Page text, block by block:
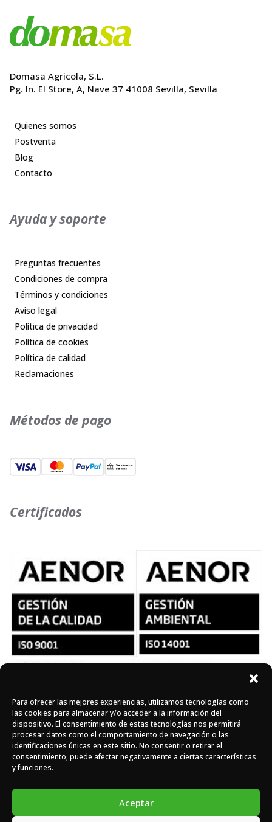
Para ofrecer las mejores experiencias, utilizamos tecnologías como
las cookies para almacenar y/o acceder a la información del
dispositivo. El consentimiento de estas tecnologías nos permitirá
procesar datos como el comportamiento de navegación o las
identificaciones únicas en este sitio. No consentir o retirar el
consentimiento, puede afectar negativamente a ciertas características
y funciones.
Aceptar
Domasa Agricola, S.L.
Pg. In. El Store, A, Nave 37 41008 Sevilla, Sevilla
Quienes somos
Postventa
Blog
Contacto
Ayuda y soporte
Preguntas frecuentes
Condiciones de compra
Términos y condiciones
Aviso legal
Política de privacidad
Política de cookies
Política de calidad
Reclamaciones
Métodos de pago
Certificados
Síguenos en redes
Instagram
Facebook
X